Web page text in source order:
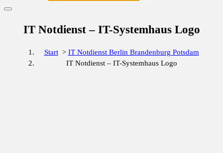
IT Notdienst – IT-Systemhaus Logo
Start> IT Notdienst Berlin Brandenburg Potsdam
IT Notdienst – IT-Systemhaus Logo